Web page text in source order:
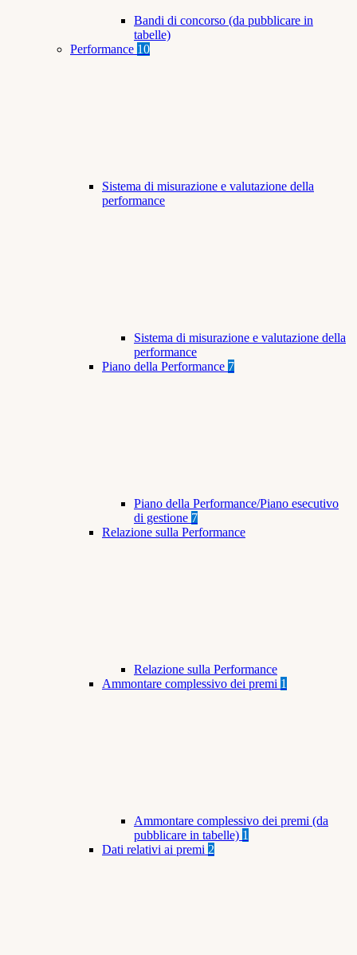
Bandi di concorso (da pubblicare in
tabelle)
Performance 10
Sistema di misurazione e valutazione della
performance
Sistema di misurazione e valutazione della
performance
Piano della Performance 7
Piano della Performance/Piano esecutivo
di gestione 7
Relazione sulla Performance
Relazione sulla Performance
Ammontare complessivo dei premi 1
Ammontare complessivo dei premi (da
pubblicare in tabelle) 1
Dati relativi ai premi 2